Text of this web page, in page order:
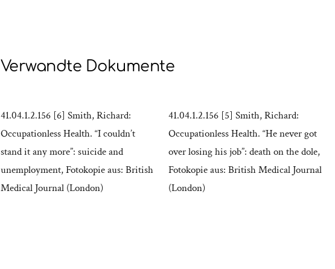
Verwandte Dokumente
41.04.1.2.156 [6] Smith, Richard:
Occupationless Health. “I couldn’t
stand it any more”: suicide and
unemployment, Fotokopie aus: British
Medical Journal (London)
41.04.1.2.156 [5] Smith, Richard:
Occupationless Health. “He never got
over losing his job”: death on the dole,
Fotokopie aus: British Medical Journal
(London)